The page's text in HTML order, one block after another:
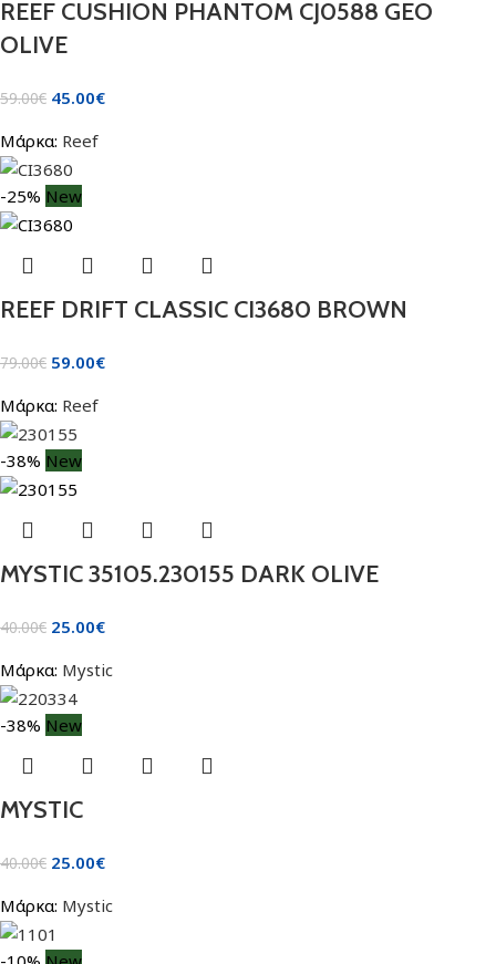
REEF CUSHION PHANTOM CJ0588 GEO
OLIVE
59.00€ 45.00€
Μάρκα: Reef
-25% New
REEF DRIFT CLASSIC CI3680 BROWN
79.00€ 59.00€
Μάρκα: Reef
-38% New
MYSTIC 35105.230155 DARK OLIVE
40.00€ 25.00€
Μάρκα: Mystic
-38% New
MYSTIC
40.00€ 25.00€
Μάρκα: Mystic